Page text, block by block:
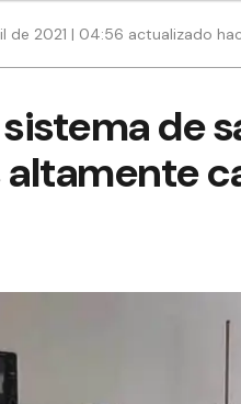
de 2021 | 04:56 actualizado
de